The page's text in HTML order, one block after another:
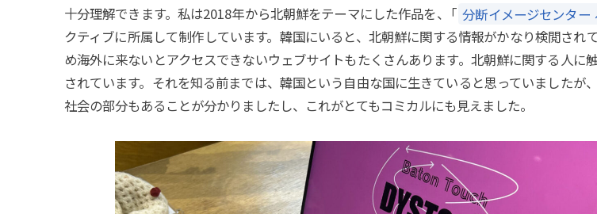
十分理解できます。私は2018年から北朝鮮をテーマにした作品を、 「 分断イメージセンター
クティブに所属して制作しています。韓国にいると、北朝鮮に関する情報がかなり検閲され
め海外に来ないとアクセスできないウェブサイトもたくさんあります。北朝鮮に関する人に
されています。それを知る前までは、韓国という自由な国に生きていると思っていましたが
社会の部分もあることが分かりましたし、これがとてもコミカルにも見えました。